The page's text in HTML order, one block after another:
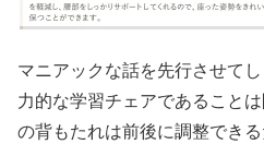
マニアックな話を先行させて
力的な学習チェアであること
の背もたれは前後に調整でき